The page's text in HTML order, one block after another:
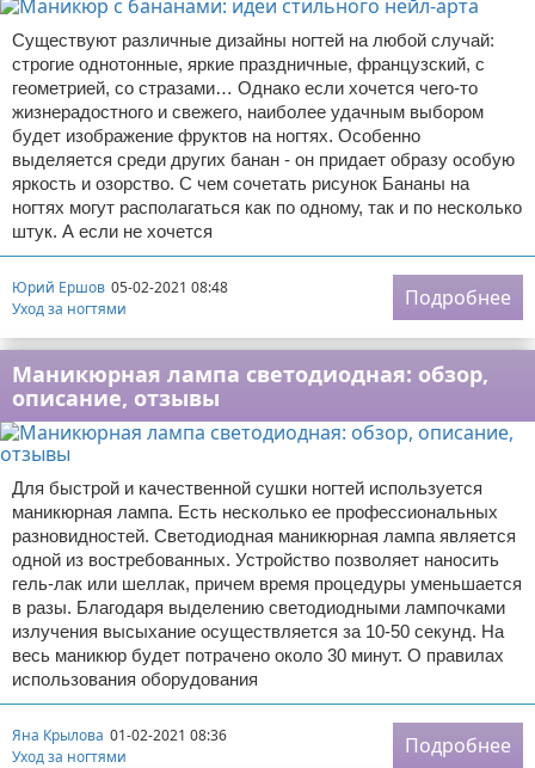
Существуют различные дизайны ногтей на любой случай:
строгие однотонные, яркие праздничные, французский, с
геометрией, со стразами… Однако если хочется чего-то
жизнерадостного и свежего, наиболее удачным выбором
будет изображение фруктов на ногтях. Особенно
выделяется среди других банан - он придает образу особую
яркость и озорство. С чем сочетать рисунок Бананы на
ногтях могут располагаться как по одному, так и по несколько
штук. А если не хочется
Юрий Ершов 05-02-2021 08:48
Уход за ногтями
Подробнее
Маникюрная лампа светодиодная: обзор,
описание, отзывы
Для быстрой и качественной сушки ногтей используется
маникюрная лампа. Есть несколько ее профессиональных
разновидностей. Светодиодная маникюрная лампа является
одной из востребованных. Устройство позволяет наносить
гель-лак или шеллак, причем время процедуры уменьшается
в разы. Благодаря выделению светодиодными лампочками
излучения высыхание осуществляется за 10-50 секунд. На
весь маникюр будет потрачено около 30 минут. О правилах
использования оборудования
Яна Крылова 01-02-2021 08:36
Уход за ногтями
Подробнее